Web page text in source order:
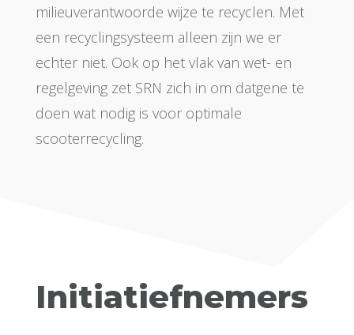
milieuverantwoorde wijze te recyclen. Met
een recyclingsysteem alleen zijn we er
echter niet. Ook op het vlak van wet- en
regelgeving zet SRN zich in om datgene te
doen wat nodig is voor optimale
scooterrecycling.
Initiatiefnemers